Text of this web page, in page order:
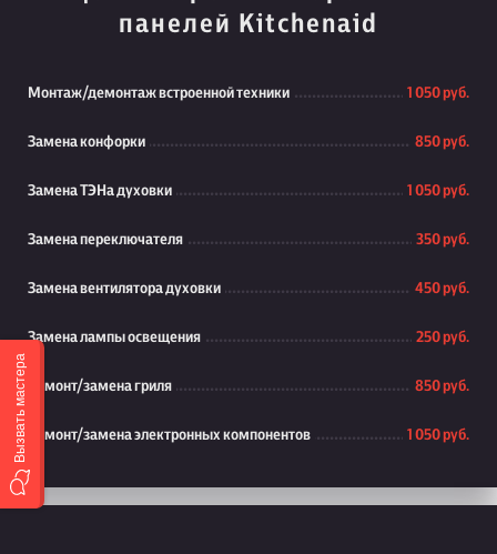
панелей Kitchenaid
Монтаж/демонтаж встроенной техники 1 050 руб.
Замена конфорки 850 руб.
Замена ТЭНа духовки 1 050 руб.
Замена переключателя 350 руб.
Замена вентилятора духовки 450 руб.
Замена лампы освещения 250 руб.
Ремонт/замена гриля 850 руб.
Ремонт/замена электронных компонентов 1 050 руб.
Вызвать мастера